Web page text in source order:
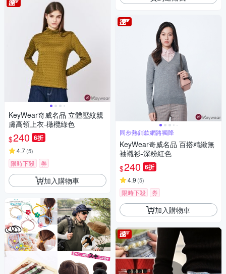
KeyWear奇威名品 立體壓紋親
膚高領上衣-橄欖綠色
$240 6折
4.7(5)
限時下殺 券
加入購物車
同步熱銷款網路獨降
KeyWear奇威名品 百搭精緻無
袖襯衫-深粉紅色
$240 6折
4.9 (5)
限時下殺 券
加入購物車